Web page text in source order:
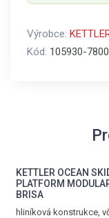
Výrobce:
Kód: 105930-7800
KETTLER OCEAN
PLATFORM
BRISA
hliníková konstrukce,